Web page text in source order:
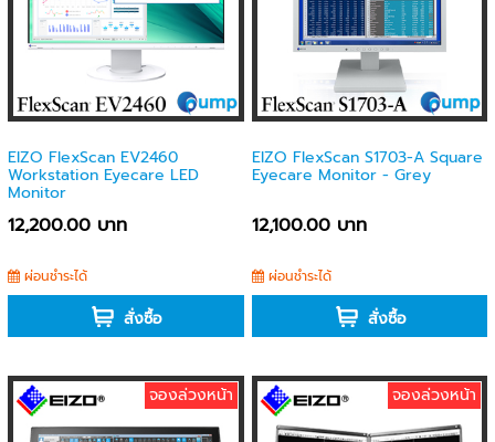
EIZO FlexScan EV2460
Workstation Eyecare LED
Monitor
12,200.00 บาท
ผ่อนชำระได้
สั่งซื้อ
EIZO FlexScan S1703-A Square
Eyecare Monitor - Grey
12,100.00 บาท
ผ่อนชำระได้
สั่งซื้อ
จองล่วงหน้า จองล่วงหน้า